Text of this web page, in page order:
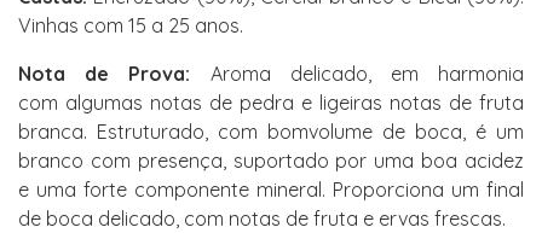
Vinhas com 15 a 25 anos.
Nota de Prova: Aroma delicado, em harmonia
com algumas notas de pedra e ligeiras notas de fruta
branca. Estruturado, com bomvolume de boca, é um
branco com presença, suportado por uma boa acidez
e uma forte componente mineral. Proporciona um final
de boca delicado, com notas de fruta e ervas frescas.